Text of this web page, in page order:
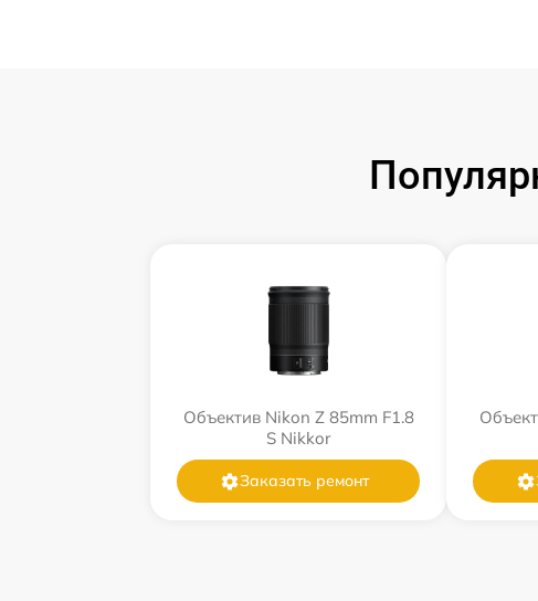
Объектив Nikon Z 85mm F1.8
S Nikkor
Заказать ремонт